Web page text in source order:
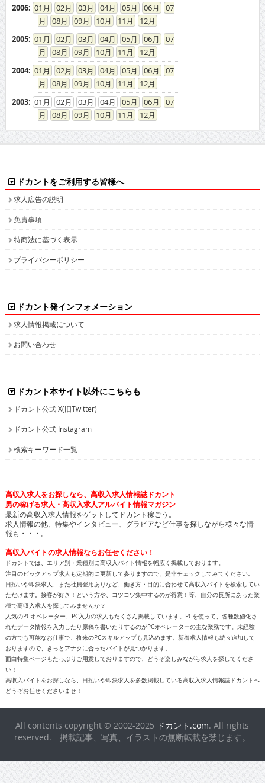
2006: 01 02 03 04 05 06
07
08
09 10 11
12
2005: 01 02 03 04 05 06
07
08
09 10 11
12
2004: 01 02 03 04 05 06
07
08
09 10 11
12
2003: 01 02 03 04 05 06
07
08
09 10 11 12
ドカントをご利用する皆様へ
求人広告の説明
免責事項
特商法に基づく表示
プライバシーポリシー
ドカント発インフォメーション
求人情報掲載について
お問い合わせ
ドカント本サイト以外にこちらも
ドカント公式 X(旧Twitter)
ドカント公式 Instagram
検索キーワード一覧
高収入求人をお探しなら、高収入求人情報誌ドカント
男の稼げる求人・高収入求人アルバイト情報マガジン
最新の高収入求人情報をゲットしてドカント稼ごう。
求人情報の他、特集やインタビュー、グラビアなど仕事を探しながら様々な情
報も・・・。
高収入バイトの求人情報ならお任せください！
ドカントでは、エリア別・業種別に高収入バイト情報を幅広く掲載しております。
注目のピックアップ求人も定期的に更新して参りますので、是非チェックしてみてください。
日払いや即決求人、また社員登用ありなど、働き方・目的に合わせて高収入バイトを検索してい
ただけます。接客が好き！という方や、コツコツ集中するのが得意！等、自分の長所にあった業
種で高収入求人を探してみませんか？
人気のPCオペレーター、PC入力の求人もたくさん掲載しています。PCを使って、各種数値化さ
れたデータ情報を入力したり原稿を書いたりするのがPCオペレーターの主な業務です。未経験
の方でも可能なお仕事で、将来のPCスキルアップも見込めます。新着求人情報も続々追加して
おりますので、きっとアナタに合ったバイトが見つかります。
面白特集ページもたっぷりご用意しておりますので、どうぞ楽しみながら求人を探してくださ
い！
高収入バイトをお探しなら、日払いや即決求人を多数掲載している高収入求人情報誌ドカントへ
どうぞお任せくださいませ！
All contents copyright © 2002-2025 ドカント.com. All rights
reserved. 掲載記事、写真、イラストの無断転載を禁じます。